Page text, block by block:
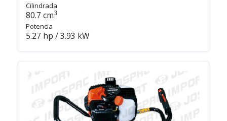
Cilindrada
80.7 cm3
Potencia
5.27 hp / 3.93 kW